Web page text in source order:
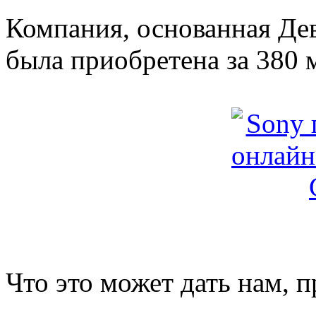
Компания, основанная
была приобретена за 380
Что это может дать нам,